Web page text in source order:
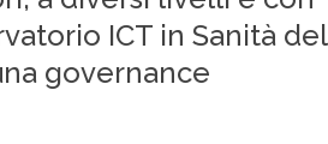
ICT in Sanità del
governance